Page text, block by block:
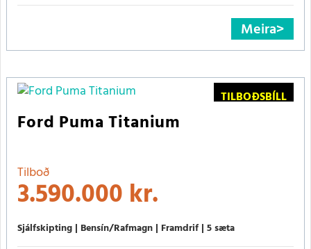
Meira
TILBOÐSBÍLL
Ford Puma Titanium
Tilboð
3.590.000 kr.
Sjálfskipting Bensín/Rafmagn Framdrif 5 sæta